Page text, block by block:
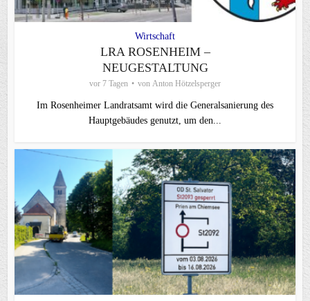
Wirtschaft
LRA ROSENHEIM –
NEUGESTALTUNG
vor 7 Tagen von Anton Hötzelsperger
Im Rosenheimer Landratsamt wird die Generalsanierung des
Hauptgebäudes genutzt, um den...